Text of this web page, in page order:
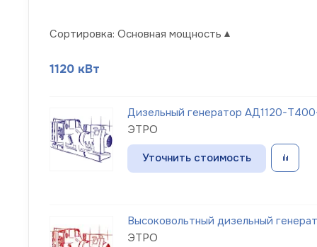
Сортировка: Основная мощность
1120 кВт
Дизельный генератор АД1120-
ЭТРО
Уточнить стоимость
Высоковольтный дизельный
ЭТРО